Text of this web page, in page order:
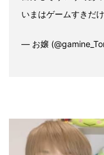
いまはゲームすきだ
— お嬢